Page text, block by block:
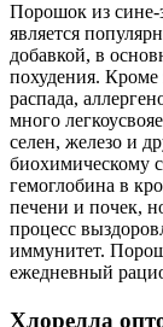
Порошок из сине-
является
добавкой, в
похудения. Кроме
распада,
много
селен, железо и
биохимическому
гемоглобина в
печени и почек,
процесс
иммунитет.
ежедневный
Хлорелла